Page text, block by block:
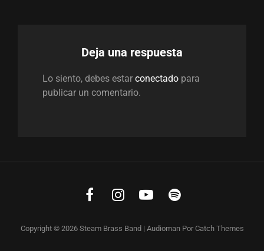
Deja una respuesta
Lo siento, debes estar conectado para
publicar un comentario.
Facebook
Instagram
YoutubeSpotify
Copyright © 2026 Steam Brass Band | Audioman Por Catch Themes